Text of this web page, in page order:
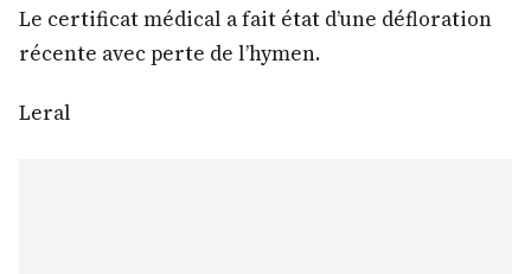
Le certificat médical a fait état d’une défloration
récente avec perte de l’hymen.
Leral